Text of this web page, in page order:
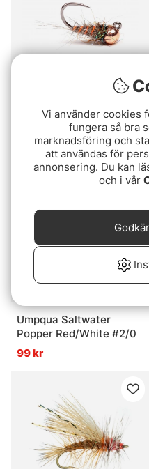
Umpqua Czech Weapon
35 kr
Umpqua Saltwater
Popper Red/White #2/0
99 kr
Vi använder cookies
fungera så bra
marknadsföring och
att användas för
annonsering. Du kan
och i vår